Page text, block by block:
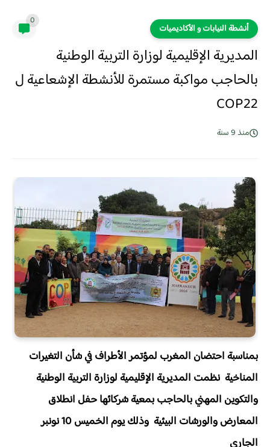
أنشطة النيابات و الأكاديميات
0
المديرية الإقليمية لوزارة التربية الوطنية
بالحاجب مواكبة مستمرة للأنشطة الإشعاعية ل
COP22‎
منذ 9 سنة
بمناسبة احتضان المغرب لمؤتمر الأطراف في شأن التغيرات
المناخية نظمت المديرية الإقليمية لوزارة التربية الوطنية
والتكوين المهني بالحاجب بمعية شركائها حفل انطلاق
المعارض والورشات البيئية وذلك يوم الخميس 10 نونبر
الجاري